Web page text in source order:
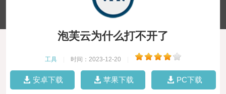
泡芙云为什么打不开了
工具 时间：2023-12-20
安卓下载 苹果下载 PC下载